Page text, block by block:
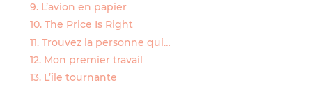
9. L’avion en papier
10. The Price Is Right
11. Trouvez la personne qui…
12. Mon premier travail
13. L’île tournante